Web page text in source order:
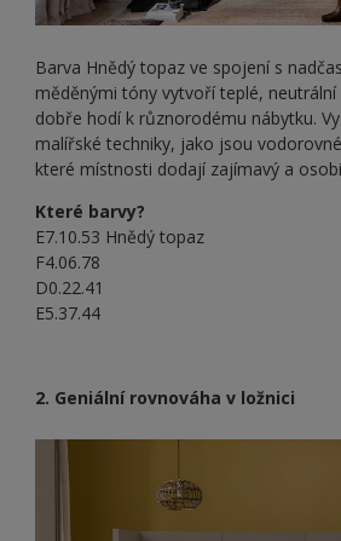
Barva Hnědý topaz ve spojení s
měděnými tóny vytvoří teplé, neutrální
dobře hodí k různorodému nábytku.
malířské techniky, jako jsou
které místnosti dodají zajímavý a
Které barvy?
E7.10.53 Hnědý topaz
F4.06.78
D0.22.41
E5.37.44
2. Geniální rovnováha v ložnici